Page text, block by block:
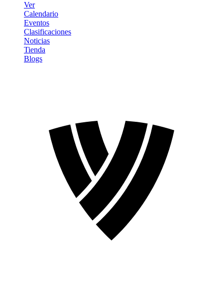
Ver
Calendario
Eventos
Clasificaciones
Noticias
Tienda
Blogs